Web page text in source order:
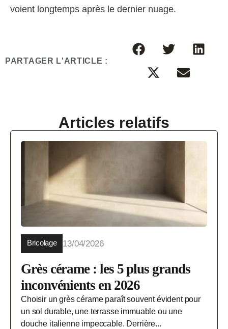
voient longtemps après le dernier nuage.
PARTAGER L'ARTICLE :
Articles relatifs
Bricolage 13/04/2026
Grès cérame : les 5 plus grands
inconvénients en 2026
Choisir un grès cérame paraît souvent évident pour
un sol durable, une terrasse immuable ou une
douche italienne impeccable. Derrière...